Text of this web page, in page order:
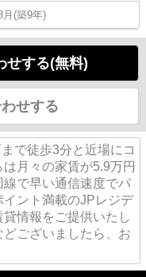
月(築9年)
せする(無料)
せする
で徒歩3分と近場にコ
月々の家賃が5.9万円
で早い通信速度でパ
ント満載のJPレジデ
情報をご提供いたし
ございましたら、お